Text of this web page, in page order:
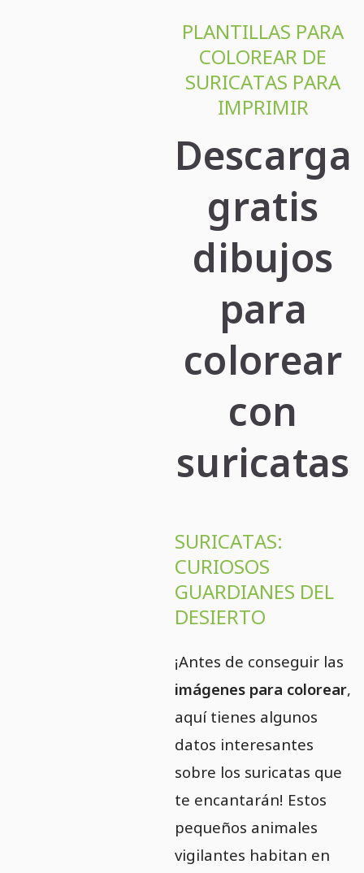
PLANTILLAS PARA
COLOREAR DE
SURICATAS PARA
IMPRIMIR
Descarga
gratis
dibujos
para
colorear
con
suricatas
SURICATAS:
CURIOSOS
GUARDIANES DEL
DESIERTO
¡Antes de conseguir las
imágenes para colorear,
aquí tienes algunos
datos interesantes
sobre los suricatas que
te encantarán! Estos
pequeños animales
vigilantes habitan en